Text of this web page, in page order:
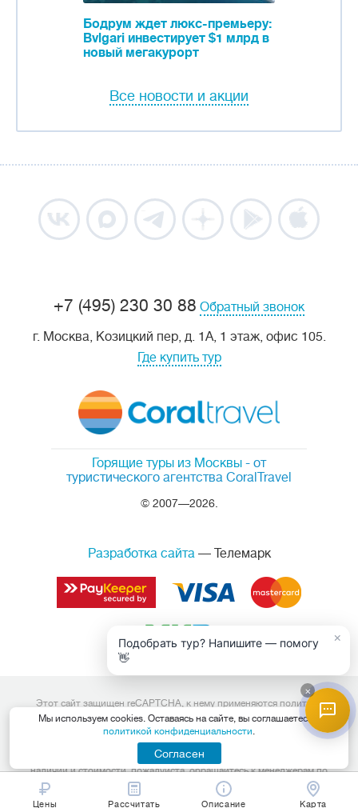
Цены Рассчитать Описание Карта
Бодрум ждет люкс-премьеру:
Bvlgari инвестирует $1 млрд в
новый мегакурорт
Все новости и акции
Горящие туры из Москвы - от
туристического агентства CoralTravel
© 2007—2026.
+7 (495) 230 30 88 Обратный звонок
г. Москва, Козицкий пер, д. 1А, 1 этаж, офис 105.
Где купить тур
Разработка сайта— Телемарк
Мы используем cookies. Оставаясь на сайте, вы соглашаетесь с
политикой конфиденциальности.
Согласен
Этот сайт защищен reCAPTCHA, к нему применяются политика
конфиденциальностииусловия обслуживанияGoogle.
Данный интернет сайт носит исключительно информационный
характер и вся информация на нем не является публичной офертой,
определяемой положениями Статьи 437 (2) Гражданского кодекса
Российской Федерации. Для получения подробной информации о
наличии и стоимости, пожалуйста, обращайтесь к менеджерам по
×
Подобрать тур? Напишите — помогу
👋
×